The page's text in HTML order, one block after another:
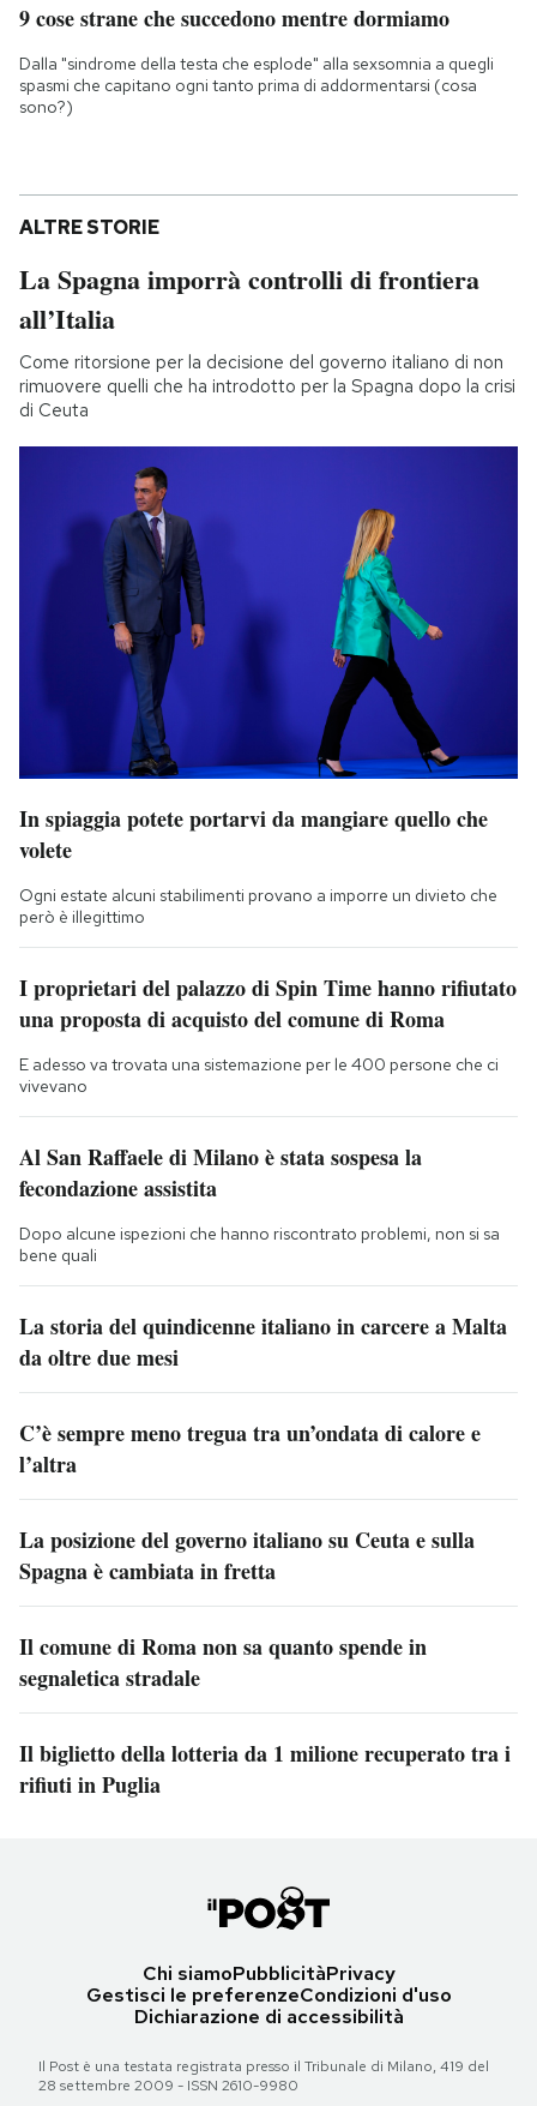
9 cose strane che succedono mentre dormiamo
Dalla "sindrome della testa che esplode" alla sexsomnia a quegli
spasmi che capitano ogni tanto prima di addormentarsi (cosa
sono?)
ALTRE STORIE
La Spagna imporrà controlli di frontiera
all’Italia
Come ritorsione per la decisione del governo italiano di non
rimuovere quelli che ha introdotto per la Spagna dopo la crisi
di Ceuta
In spiaggia potete portarvi da mangiare quello che
volete
Ogni estate alcuni stabilimenti provano a imporre un divieto che
però è illegittimo
I proprietari del palazzo di Spin Time hanno rifiutato
una proposta di acquisto del comune di Roma
E adesso va trovata una sistemazione per le 400 persone che ci
vivevano
Al San Raffaele di Milano è stata sospesa la
fecondazione assistita
Dopo alcune ispezioni che hanno riscontrato problemi, non si sa
bene quali
La storia del quindicenne italiano in carcere a Malta
da oltre due mesi
C’è sempre meno tregua tra un’ondata di calore e
l’altra
La posizione del governo italiano su Ceuta e sulla
Spagna è cambiata in fretta
Il comune di Roma non sa quanto spende in
segnaletica stradale
Il biglietto della lotteria da 1 milione recuperato tra i
rifiuti in Puglia
Chi siamoPubblicitàPrivacy
Gestisci le preferenzeCondizioni d'uso
Dichiarazione di accessibilità
Il Post è una testata registrata presso il Tribunale di Milano, 419 del
28 settembre 2009 - ISSN 2610-9980